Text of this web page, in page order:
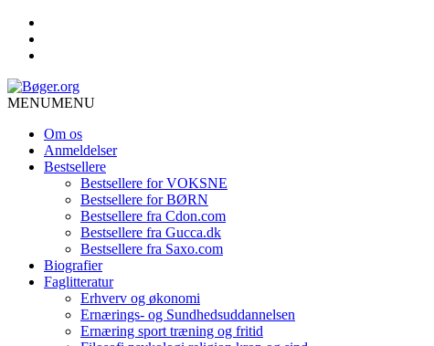
MENUMENU
Om os
Anmeldelser
Bestsellere
Bestsellere for VOKSNE
Bestsellere for BØRN
Bestsellere fra Cdon.com
Bestsellere fra Gucca.dk
Bestsellere fra Saxo.com
Biografier
Faglitteratur
Erhverv og økonomi
Ernærings- og Sundhedsuddannelsen
Ernæring sport træning og fritid